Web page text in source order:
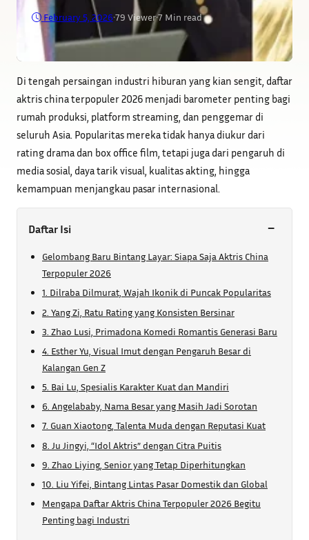
February 5, 2026•79 Viewer•7 Min read
Di tengah persaingan industri hiburan yang kian sengit, daftar
aktris china terpopuler 2026 menjadi barometer penting bagi
rumah produksi, platform streaming, dan penggemar di
seluruh Asia. Popularitas mereka tidak hanya diukur dari
rating drama dan box office film, tetapi juga dari pengaruh di
media sosial, daya tarik visual, kualitas akting, hingga
kemampuan menjangkau pasar internasional.
Daftar Isi −
Gelombang Baru Bintang Layar: Siapa Saja Aktris China
Terpopuler 2026
1. Dilraba Dilmurat, Wajah Ikonik di Puncak Popularitas
2. Yang Zi, Ratu Rating yang Konsisten Bersinar
3. Zhao Lusi, Primadona Komedi Romantis Generasi Baru
4. Esther Yu, Visual Imut dengan Pengaruh Besar di
Kalangan Gen Z
5. Bai Lu, Spesialis Karakter Kuat dan Mandiri
6. Angelababy, Nama Besar yang Masih Jadi Sorotan
7. Guan Xiaotong, Talenta Muda dengan Reputasi Kuat
8. Ju Jingyi, “Idol Aktris” dengan Citra Puitis
9. Zhao Liying, Senior yang Tetap Diperhitungkan
10. Liu Yifei, Bintang Lintas Pasar Domestik dan Global
Mengapa Daftar Aktris China Terpopuler 2026 Begitu
Penting bagi Industri